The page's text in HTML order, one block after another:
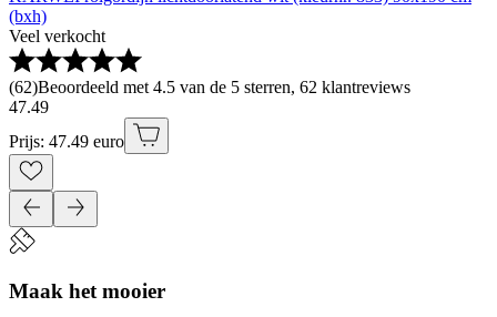
(bxh)
Veel verkocht
(62)Beoordeeld met 4.5 van de 5 sterren, 62 klantreviews
47.49
Prijs: 47.49 euro
Maak het mooier